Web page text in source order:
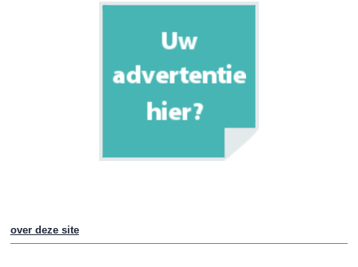
over deze site